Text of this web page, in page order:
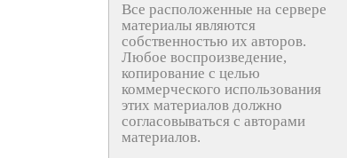
Все расположенные на сервере
материалы являются
собственностью их авторов.
Любое воспроизведение,
копирование с целью
коммерческого использования
этих материалов должно
согласовываться с авторами
материалов.